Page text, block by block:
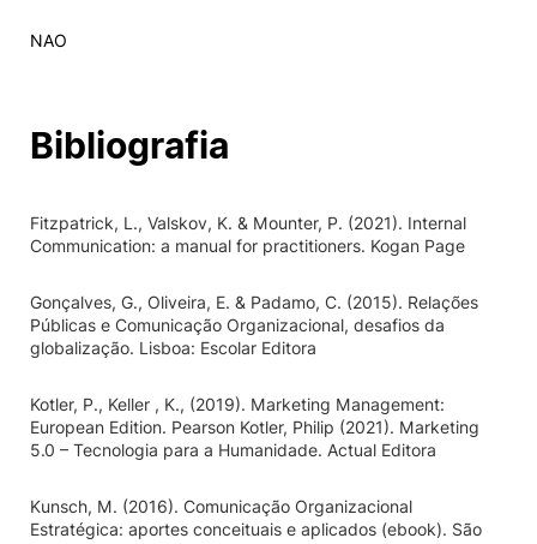
NAO
Bibliografia
Fitzpatrick, L., Valskov, K. & Mounter, P. (2021). Internal
Communication: a manual for practitioners. Kogan Page
Gonçalves, G., Oliveira, E. & Padamo, C. (2015). Relações
Públicas e Comunicação Organizacional, desafios da
globalização. Lisboa: Escolar Editora
Kotler, P., Keller , K., (2019). Marketing Management:
European Edition. Pearson Kotler, Philip (2021). Marketing
5.0 – Tecnologia para a Humanidade. Actual Editora
Kunsch, M. (2016). Comunicação Organizacional
Estratégica: aportes conceituais e aplicados (ebook). São